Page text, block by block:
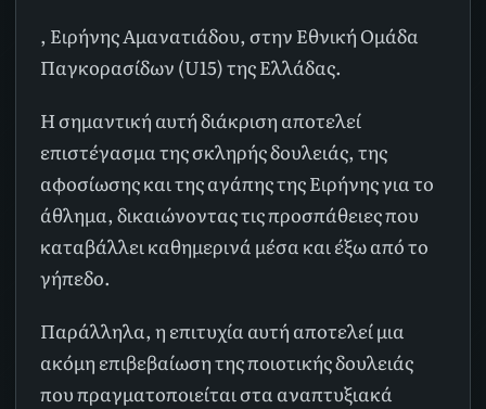
, Ειρήνης Αμανατιάδου, στην Εθνική Ομάδα
Παγκορασίδων (U15) της Ελλάδας.
Η σημαντική αυτή διάκριση αποτελεί
επιστέγασμα της σκληρής δουλειάς, της
αφοσίωσης και της αγάπης της Ειρήνης για το
άθλημα, δικαιώνοντας τις προσπάθειες που
καταβάλλει καθημερινά μέσα και έξω από το
γήπεδο.
Παράλληλα, η επιτυχία αυτή αποτελεί μια
ακόμη επιβεβαίωση της ποιοτικής δουλειάς
που πραγματοποιείται στα αναπτυξιακά